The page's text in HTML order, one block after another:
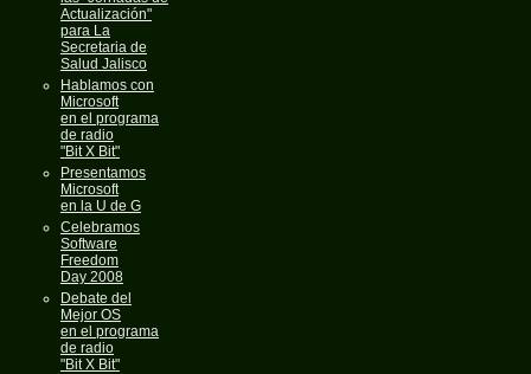
Actualización"
para La
Secretaria de
Salud Jalisco
Hablamos con
Microsoft
en el programa
de radio
"Bit X Bit"
Presentamos
Microsoft
en la U de G
Celebramos
Software
Freedom
Day 2008
Debate del
Mejor OS
en el programa
de radio
"Bit X Bit"